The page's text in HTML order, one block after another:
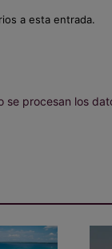
a esta entrada.
se procesan los